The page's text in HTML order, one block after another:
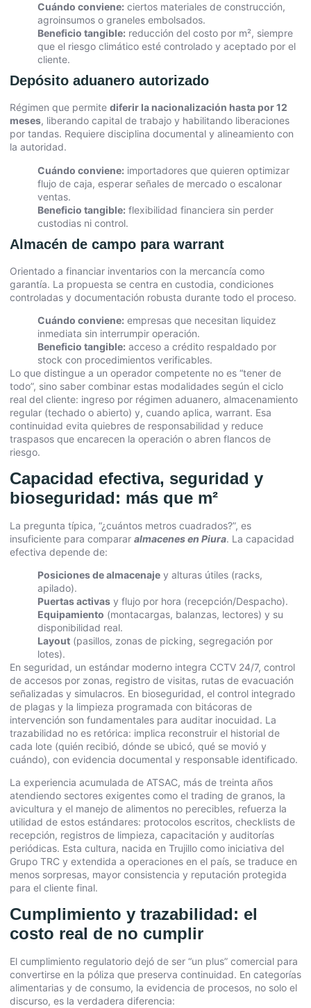
Cuándo conviene: ciertos materiales de construcción,
agroinsumos o graneles embolsados.
Beneficio tangible: reducción del costo por m², siempre
que el riesgo climático esté controlado y aceptado por el
cliente.
Depósito aduanero autorizado
Régimen que permite diferir la nacionalización hasta por 12
meses, liberando capital de trabajo y habilitando liberaciones
por tandas. Requiere disciplina documental y alineamiento con
la autoridad.
Cuándo conviene: importadores que quieren optimizar
flujo de caja, esperar señales de mercado o escalonar
ventas.
Beneficio tangible: flexibilidad financiera sin perder
custodias ni control.
Almacén de campo para warrant
Orientado a financiar inventarios con la mercancía como
garantía. La propuesta se centra en custodia, condiciones
controladas y documentación robusta durante todo el proceso.
Cuándo conviene: empresas que necesitan liquidez
inmediata sin interrumpir operación.
Beneficio tangible: acceso a crédito respaldado por
stock con procedimientos verificables.
Lo que distingue a un operador competente no es “tener de
todo”, sino saber combinar estas modalidades según el ciclo
real del cliente: ingreso por régimen aduanero, almacenamiento
regular (techado o abierto) y, cuando aplica, warrant. Esa
continuidad evita quiebres de responsabilidad y reduce
traspasos que encarecen la operación o abren flancos de
riesgo.
Capacidad efectiva, seguridad y
bioseguridad: más que m²
La pregunta típica, “¿cuántos metros cuadrados?”, es
insuficiente para comparar almacenes en Piura. La capacidad
efectiva depende de:
Posiciones de almacenaje y alturas útiles (racks,
apilado).
Puertas activas y flujo por hora (recepción/Despacho).
Equipamiento (montacargas, balanzas, lectores) y su
disponibilidad real.
Layout (pasillos, zonas de picking, segregación por
lotes).
En seguridad, un estándar moderno integra CCTV 24/7, control
de accesos por zonas, registro de visitas, rutas de evacuación
señalizadas y simulacros. En bioseguridad, el control integrado
de plagas y la limpieza programada con bitácoras de
intervención son fundamentales para auditar inocuidad. La
trazabilidad no es retórica: implica reconstruir el historial de
cada lote (quién recibió, dónde se ubicó, qué se movió y
cuándo), con evidencia documental y responsable identificado.
La experiencia acumulada de ATSAC, más de treinta años
atendiendo sectores exigentes como el trading de granos, la
avicultura y el manejo de alimentos no perecibles, refuerza la
utilidad de estos estándares: protocolos escritos, checklists de
recepción, registros de limpieza, capacitación y auditorías
periódicas. Esta cultura, nacida en Trujillo como iniciativa del
Grupo TRC y extendida a operaciones en el país, se traduce en
menos sorpresas, mayor consistencia y reputación protegida
para el cliente final.
Cumplimiento y trazabilidad: el
costo real de no cumplir
El cumplimiento regulatorio dejó de ser “un plus” comercial para
convertirse en la póliza que preserva continuidad. En categorías
alimentarias y de consumo, la evidencia de procesos, no solo el
discurso, es la verdadera diferencia: